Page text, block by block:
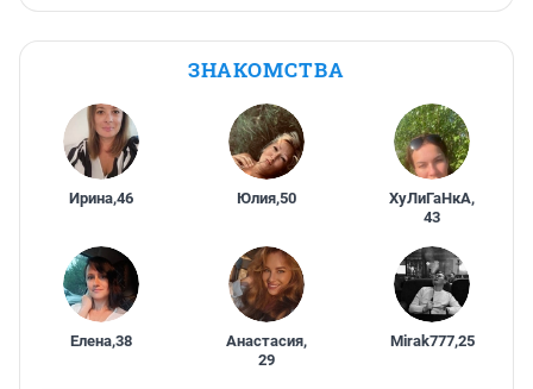
ЗНАКОМСТВА
Ирина,46 Юлия,50 ХуЛиГаНкА,
43
Елена,38 Анастасия,
29
Mirak777,25